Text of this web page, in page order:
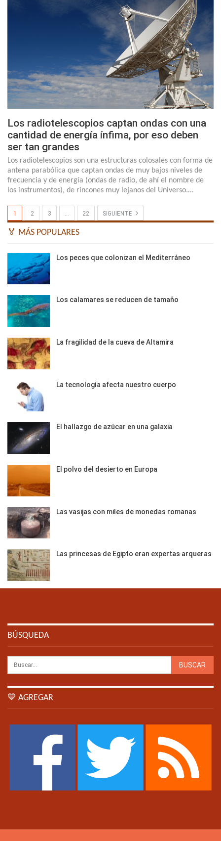
Los radiotelescopios captan ondas con una
cantidad de energía ínfima, por eso deben
ser tan grandes
Los radiotelescopios son una estructuras colosales con forma de
antena parabólica que captan ondas de muy bajos niveles de
frecuencia y de energía (ondas de radio, de ahí el nombre de
los instrumentos), de rincones muy lejanos del Universo.…
1 2 3 … 22 SIGUIENTE
🏅 MÁS POPULARES
Los peces que colonizan el Mediterráneo
Los calamares se reducen de tamaño
La fragilidad de la cueva de Altamira
La tecnología afecta nuestro cuerpo
El hallazgo de azúcar en una galaxia
El polvo del desierto en Europa
Las vasijas con miles de monedas romanas
Las princesas de Egipto eran expertas arqueras
BÚSQUEDA
💙 AGREGAR